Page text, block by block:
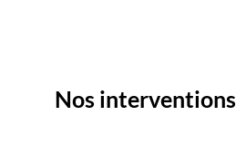
Nos interventions